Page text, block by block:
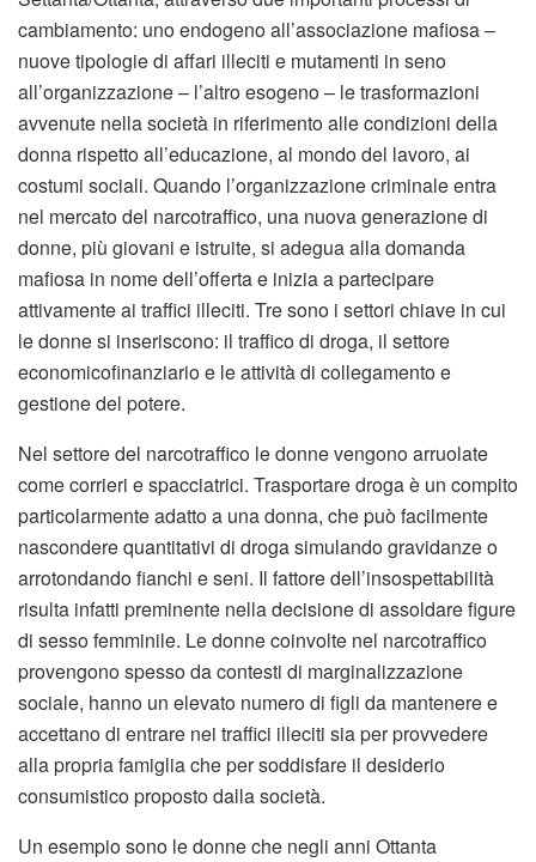
cambiamento: uno endogeno all’associazione mafiosa –
nuove tipologie di affari illeciti e mutamenti in seno
all’organizzazione – l’altro esogeno – le trasformazioni
avvenute nella società in riferimento alle condizioni della
donna rispetto all’educazione, al mondo del lavoro, ai
costumi sociali. Quando l’organizzazione criminale entra
nel mercato del narcotraffico, una nuova generazione di
donne, più giovani e istruite, si adegua alla domanda
mafiosa in nome dell’offerta e inizia a partecipare
attivamente ai traffici illeciti. Tre sono i settori chiave in cui
le donne si inseriscono: il traffico di droga, il settore
economicofinanziario e le attività di collegamento e
gestione del potere.
Nel settore del narcotraffico le donne vengono arruolate
come corrieri e spacciatrici. Trasportare droga è un compito
particolarmente adatto a una donna, che può facilmente
nascondere quantitativi di droga simulando gravidanze o
arrotondando fianchi e seni. Il fattore dell’insospettabilità
risulta infatti preminente nella decisione di assoldare figure
di sesso femminile. Le donne coinvolte nel narcotraffico
provengono spesso da contesti di marginalizzazione
sociale, hanno un elevato numero di figli da mantenere e
accettano di entrare nei traffici illeciti sia per provvedere
alla propria famiglia che per soddisfare il desiderio
consumistico proposto dalla società.
Un esempio sono le donne che negli anni Ottanta